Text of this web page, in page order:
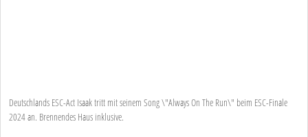
Deutschlands ESC-Act Isaak tritt mit seinem Song \"Always On The Run\" beim ESC-Finale
2024 an. Brennendes Haus inklusive.